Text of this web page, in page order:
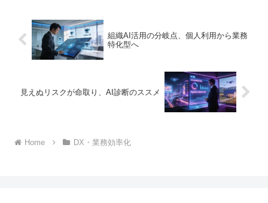
組織AI活用の分岐点、個人利用から業務
特化型へ
見えぬリスクが命取り、AI診断のススメ
Home DX・業務効率化